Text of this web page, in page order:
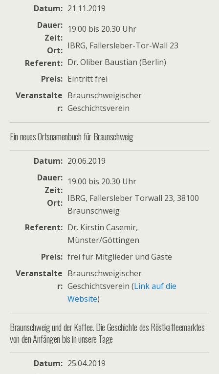
Datum
21.11.2019
Dauer
Zeit
19.00 bis 20.30 Uhr
Ort
IBRG, Fallersleber-Tor-Wall 23
Referent
Dr. Oliber Baustian (Berlin)
Preis
Eintritt frei
Veranstalte
r
Braunschweigischer
Geschichtsverein
Ein neues Ortsnamenbuch für Braunschweig
Datum
20.06.2019
Dauer
Zeit
19.00 bis 20.30 Uhr
Ort
IBRG, Fallersleber Torwall 23, 38100
Braunschweig
Referent
Dr. Kirstin Casemir,
Münster/Göttingen
Preis
frei für Mitglieder und Gäste
Veranstalte
r
Braunschweigischer
Geschichtsverein (Link auf die
Website)
Braunschweig und der Kaffee. Die Geschichte des Röstkaffeemarktes
von den Anfängen bis in unsere Tage
Datum
25.04.2019